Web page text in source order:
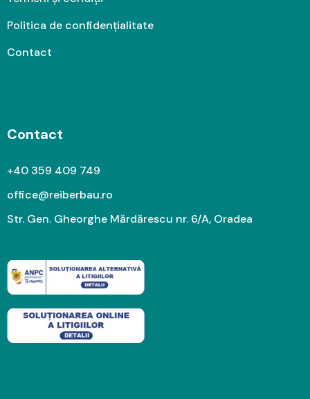
Politica de confidențialitate
Contact
Contact
+40 359 409 749
office@reiberbau.ro
Str. Gen. Gheorghe Mărdărescu nr. 6/A, Oradea